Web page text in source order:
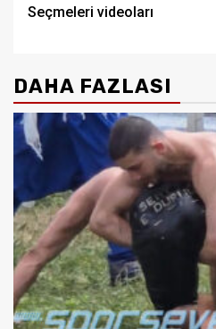
Seçmeleri videoları
DAHA FAZLASI